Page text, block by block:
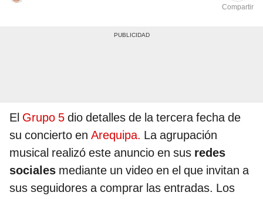
Compartir
El Grupo 5 dio detalles de la tercera fecha de
su concierto en Arequipa. La agrupación
musical realizó este anuncio en sus redes
sociales mediante un video en el que invitan a
sus seguidores a comprar las entradas. Los